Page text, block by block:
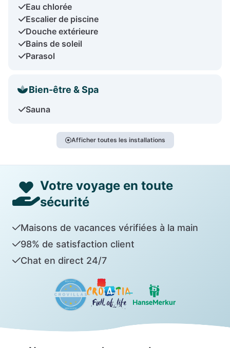
Eau chlorée
Escalier de piscine
Douche extérieure
Bains de soleil
Parasol
Bien-être & Spa
Sauna
Afficher toutes les installations
Votre voyage en toute
sécurité
Maisons de vacances vérifiées à la main
98% de satisfaction client
Chat en direct 24/7